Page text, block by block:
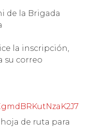
de la Brigada
la inscripción,
su correo
de ruta para